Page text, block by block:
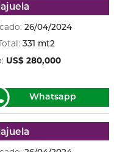
26/04/2024
331 mt2
US$ 280,000
Whatsapp